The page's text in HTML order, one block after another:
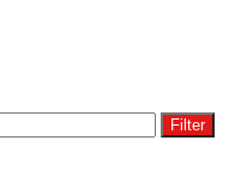
Filter